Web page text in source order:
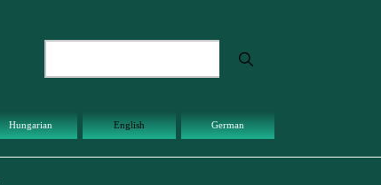
Hungarian English German